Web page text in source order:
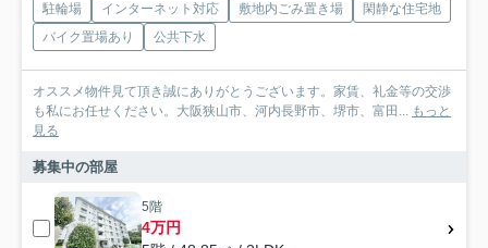
駐輪場 インターネット対応 敷地内ごみ置き場
閑静な住宅地
バイク置場あり
公共下水
オススメ物件見て頂き誠にありがとうございます。家賃、礼金等の交渉
も私にお任せください。大阪狭山市、河内長野市、堺市、富田...
もっと
見る
募集中の部屋
5階
4万円